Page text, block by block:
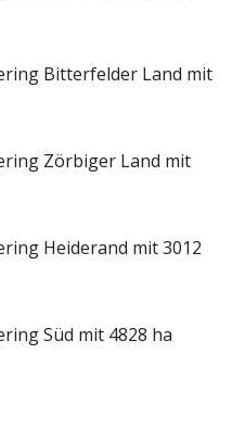
Bitterfelder Land mit
Zörbiger Land mit
Heiderand mit 3012
Süd mit 4828 ha